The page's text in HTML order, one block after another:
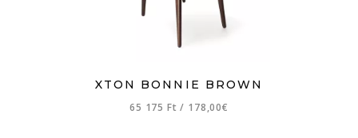
XTON BONNIE BROWN
65 175 Ft/ 178,00€